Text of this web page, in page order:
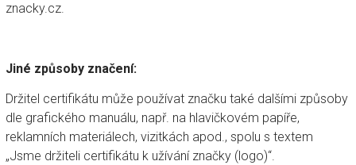
znacky.cz.
Jiné způsoby značení:
Držitel certifikátu může používat značku také dalšími způsoby
dle grafického manuálu, např. na hlavičkovém papíře,
reklamních materiálech, vizitkách apod., spolu s textem
„Jsme držiteli certifikátu k užívání značky (logo)“.